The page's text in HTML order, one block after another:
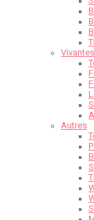
Autres